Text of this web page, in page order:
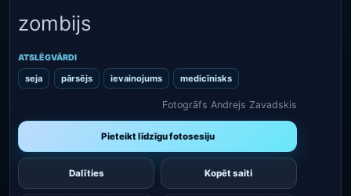
zombijs
ATSLĒGVĀRDI
seja pārsējs ievainojums medicīnisks
Fotogrāfs Andrejs Zavadskis
Pieteikt līdzīgu fotosesiju
Dalīties Kopēt saiti